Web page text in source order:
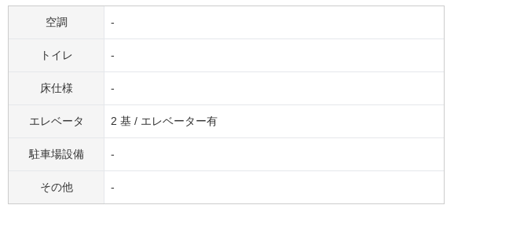
空調 -
トイレ -
床仕様 -
エレベータ 2 基 / エレベーター有
駐車場設備 -
その他 -